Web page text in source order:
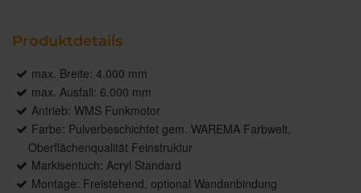
Produktdetails
max. Breite: 4.000 mm
max. Ausfall: 6.000 mm
Antrieb: WMS Funkmotor
Farbe: Pulverbeschichtet gem. WAREMA Farbwelt,
Oberflächenqualität Feinstruktur
Markisentuch: Acryl Standard
Montage: Freistehend, optional Wandanbindung